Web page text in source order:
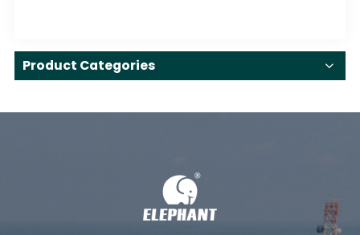
Product Categories